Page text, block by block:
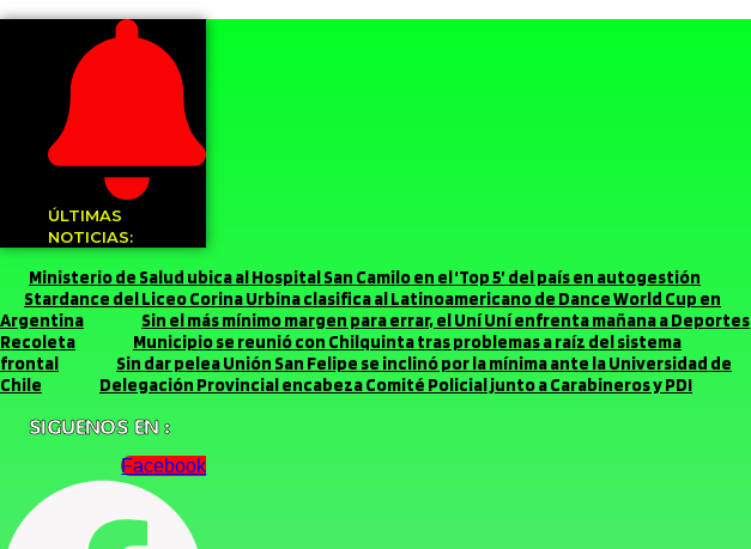
ÚLTIMAS
NOTICIAS:
Ministerio de Salud ubica al Hospital San Camilo en el ‘Top 5’ del país en autogestión
Stardance del Liceo Corina Urbina clasifica al Latinoamericano de Dance World Cup en
Argentina
Sin el más mínimo margen para errar, el Uní Uní enfrenta mañana a Deportes
Recoleta
Municipio se reunió con Chilquinta tras problemas a raíz del sistema
frontal
Sin dar pelea Unión San Felipe se inclinó por la mínima ante la Universidad de
Chile
Delegación Provincial encabeza Comité Policial junto a Carabineros y PDI
SIGUENOS EN :
Facebook